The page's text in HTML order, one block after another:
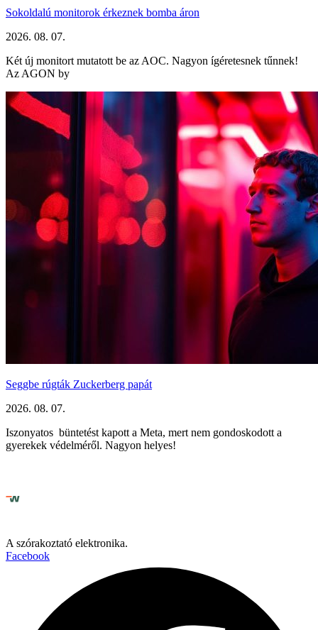
Sokoldalú monitorok érkeznek bomba áron
2026. 08. 07.
Két új monitort mutatott be az AOC. Nagyon ígéretesnek tűnnek!
Az AGON by
Seggbe rúgták Zuckerberg papát
2026. 08. 07.
Iszonyatos büntetést kapott a Meta, mert nem gondoskodott a
gyerekek védelméről. Nagyon helyes!
A szórakoztató elektronika.
Facebook